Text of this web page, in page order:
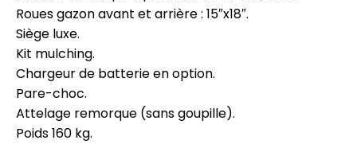
Roues gazon avant et arrière : 15″x18″.
Siège luxe.
Kit mulching.
Chargeur de batterie en option.
Pare-choc.
Attelage remorque (sans goupille).
Poids 160 kg.